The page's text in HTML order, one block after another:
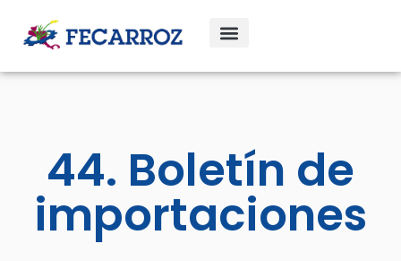
44. Boletín de
importaciones